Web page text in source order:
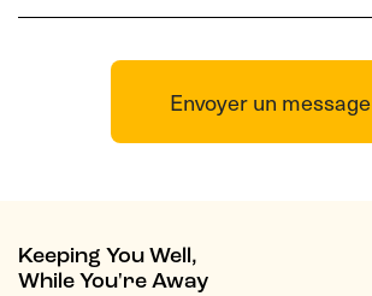
Envoyer un message
Keeping You Well,
While You're Away